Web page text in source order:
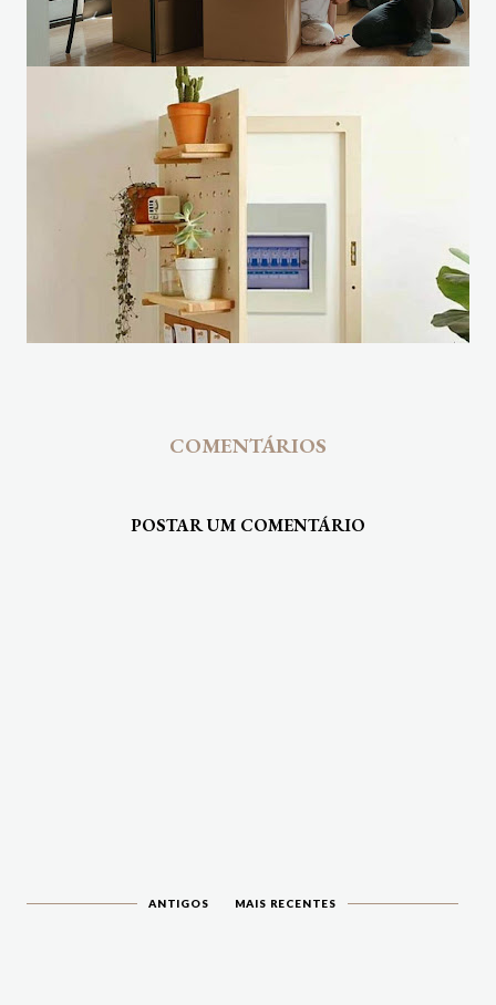
COMENTÁRIOS
POSTAR UM COMENTÁRIO
ANTIGOS MAIS RECENTES